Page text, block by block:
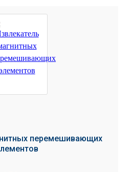
перемешивающих